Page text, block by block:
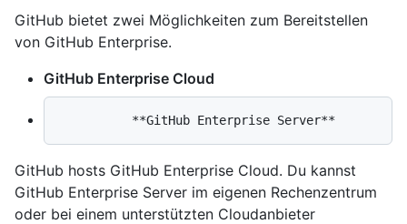
GitHub bietet zwei Möglichkeiten zum Bereitstellen
von GitHub Enterprise.
GitHub Enterprise Cloud
GitHub hosts GitHub Enterprise Cloud. Du kannst
GitHub Enterprise Server im eigenen Rechenzentrum
oder bei einem unterstützten Cloudanbieter